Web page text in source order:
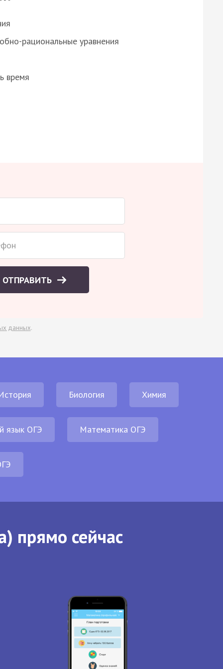
рациональные уравнения
время
ОТПРАВИТЬ
данных.
Биология Химия
язык ОГЭ Математика ОГЭ
прямо сейчас